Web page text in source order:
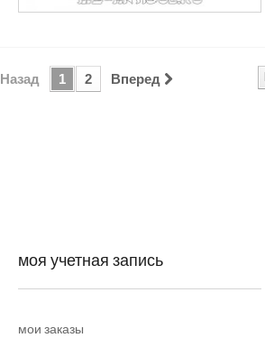
Назад 1 2 Вперед
моя учетная запись
мои заказы